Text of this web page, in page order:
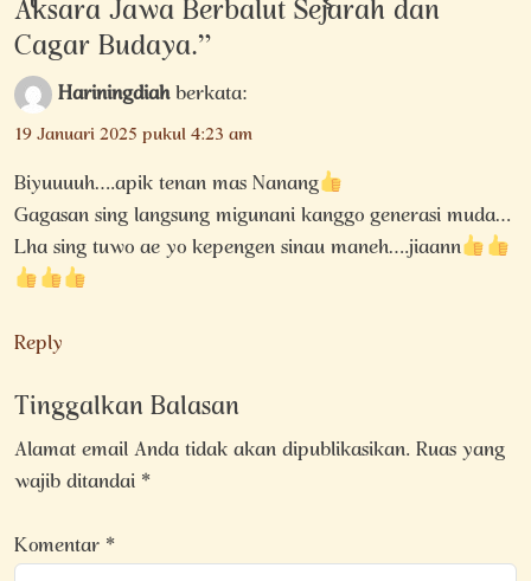
Cagar Budaya.”
Hariningdiahberkata:
19 Januari 2025 pukul 4:23 am
Biyuuuuh….apik tenan mas Nanang
Gagasan sing langsung migunani kanggo generasi muda…
Lha sing tuwo ae yo kepengen sinau maneh….jiaann
Reply
Tinggalkan Balasan
Alamat email Anda tidak akan dipublikasikan.Ruas yang
wajib ditandai*
Komentar*